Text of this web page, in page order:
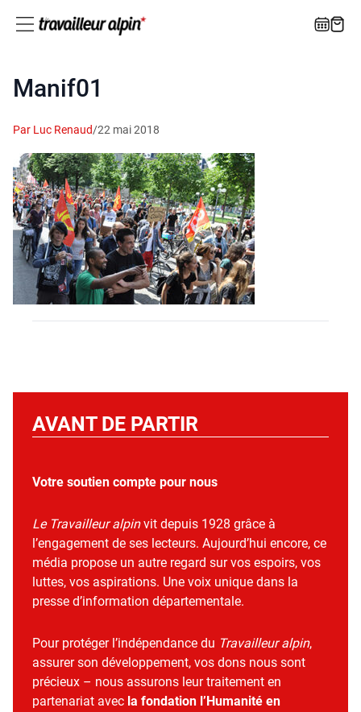
Manif01
Par Luc Renaud/22 mai 2018
AVANT DE PARTIR
Votre soutien compte pour nous
Le Travailleur alpinvit depuis 1928 grâce à
l’engagement de ses lecteurs. Aujourd’hui encore, ce
média propose un autre regard sur vos espoirs, vos
luttes, vos aspirations. Une voix unique dans la
presse d’information départementale.
Pour protéger l’indépendance du Travailleur alpin,
assurer son développement, vos dons nous sont
précieux – nous assurons leur traitement en
partenariat avec la fondation l’Humanité en